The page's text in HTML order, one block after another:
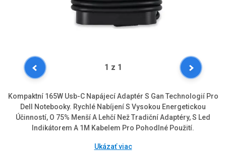
1 z 1
Kompaktní 165W Usb-C Napájecí Adaptér S Gan Technologií Pro
Dell Notebooky. Rychlé Nabíjení S Vysokou Energetickou
Účinností, O 75% Menší A Lehčí Než Tradiční Adaptéry, S Led
Indikátorem A 1M Kabelem Pro Pohodlné Použití.
Ukázať viac